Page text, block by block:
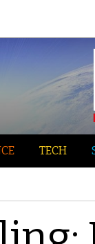
TECH